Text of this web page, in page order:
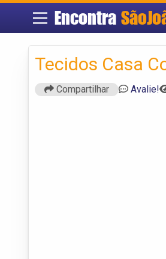
Encontra
Tecidos Casa
Compartilhar Avalie!